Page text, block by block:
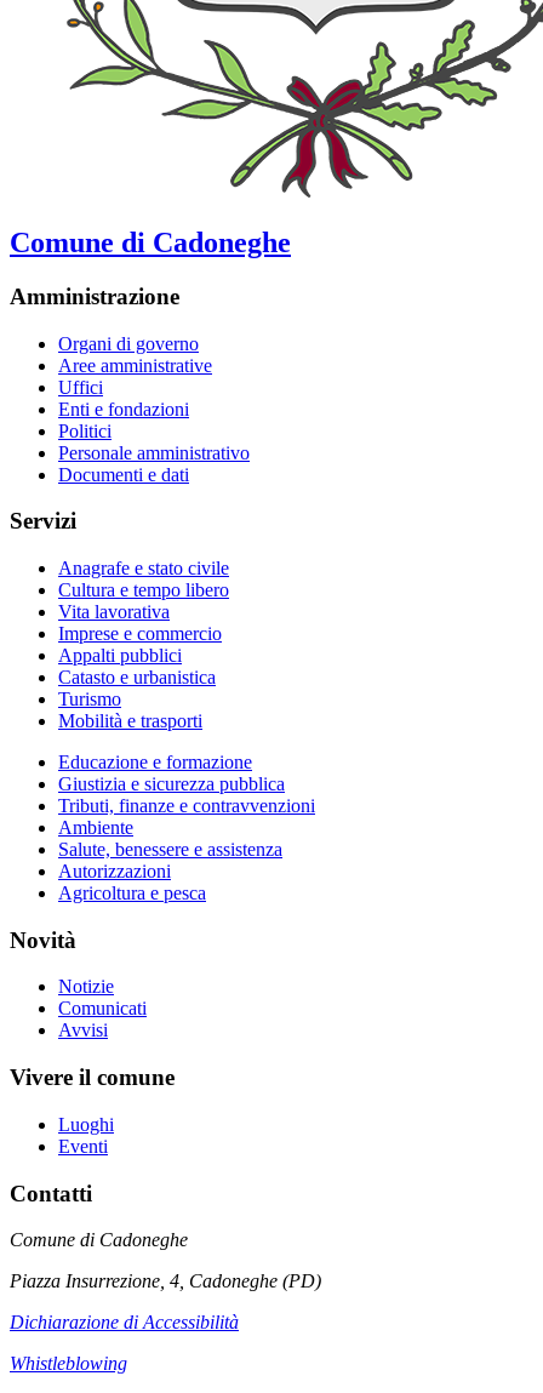
Comune di Cadoneghe
Amministrazione
Organi di governo
Aree amministrative
Uffici
Enti e fondazioni
Politici
Personale amministrativo
Documenti e dati
Servizi
Anagrafe e stato civile
Cultura e tempo libero
Vita lavorativa
Imprese e commercio
Appalti pubblici
Catasto e urbanistica
Turismo
Mobilità e trasporti
Educazione e formazione
Giustizia e sicurezza pubblica
Tributi, finanze e contravvenzioni
Ambiente
Salute, benessere e assistenza
Autorizzazioni
Agricoltura e pesca
Novità
Notizie
Comunicati
Avvisi
Vivere il comune
Luoghi
Eventi
Contatti
Comune di Cadoneghe
Piazza Insurrezione, 4, Cadoneghe (PD)
Dichiarazione di Accessibilità
Whistleblowing